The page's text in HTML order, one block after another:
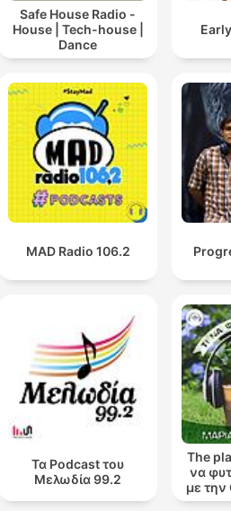
Safe House Radio -
House | Tech-house |
Dance
MAD Radio 106.2
Τα Podcast του
Μελωδία 99.2
The
να
με την